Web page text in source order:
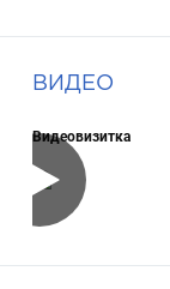
ВИДЕО
Видеовизитка